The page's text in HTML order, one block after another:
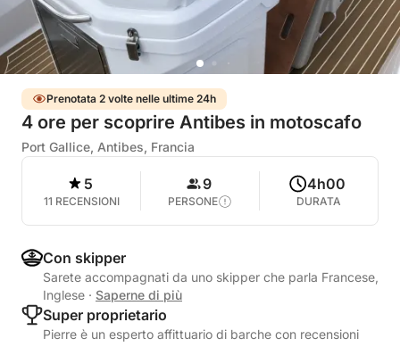
Prenotata 2 volte nelle ultime 24h
4 ore per scoprire Antibes in motoscafo
Port Gallice, Antibes, Francia
5
11 RECENSIONI
9
PERSONE
4h00
DURATA
Con skipper
Sarete accompagnati da uno skipper che parla Francese,
Inglese · Saperne di più
Super proprietario
Pierre è un esperto affittuario di barche con recensioni